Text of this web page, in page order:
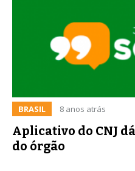
BRASIL 8 anos atrás
Aplicativo do CNJ
do órgão